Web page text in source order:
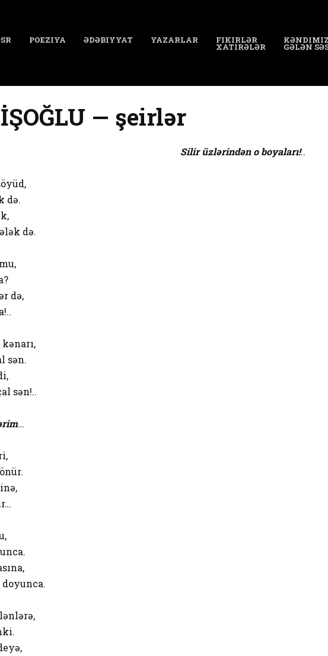
POEZIYA ƏDƏBIYYAT YAZARLAR FIKIRLƏR
XATIRƏLƏR GƏLƏN
— şeirlər
Silir üzlərindən o boyaları!..
də.
də.
də,
sən.
sən!..
…
doyunca.